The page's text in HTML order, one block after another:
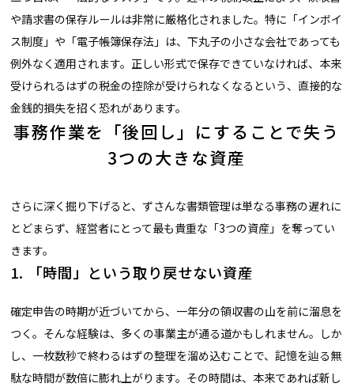
や請求書の保存ルールは非常に厳格化されました。特に「インボイ
ス制度」や「電子帳簿保存法」は、下丸子の小さな会社であっても
例外なく適用されます。正しい形式で保存できていなければ、本来
受けられるはずの税金の控除が受けられなくなるという、直接的な
金銭的損失を招く恐れがあります。
事務作業を「後回し」にすることで失う
3つの大きな資産
さらに深く掘り下げると、ずさんな書類管理は単なる事務の遅れに
とどまらず、経営者にとって最も貴重な「3つの資産」を奪ってい
きます。
1. 「時間」という取り戻せない資産
確定申告の時期が近づいてから、一年分の領収書の山を前に溜息を
つく。そんな経験は、多くの事業主が通る道かもしれません。しか
し、一枚数秒で終わるはずの整理を溜め込むことで、記憶を辿る無
駄な時間が数倍に膨れ上がります。その時間は、本来であれば新し